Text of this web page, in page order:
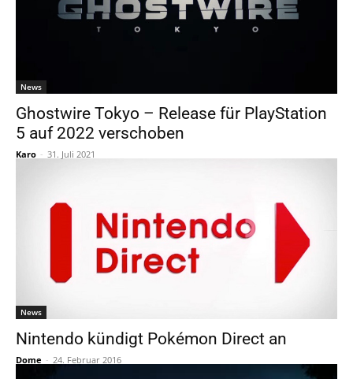
News
Ghostwire Tokyo – Release für PlayStation
5 auf 2022 verschoben
Karo - 31. Juli 2021
News
Nintendo kündigt Pokémon Direct an
Dome - 24. Februar 2016